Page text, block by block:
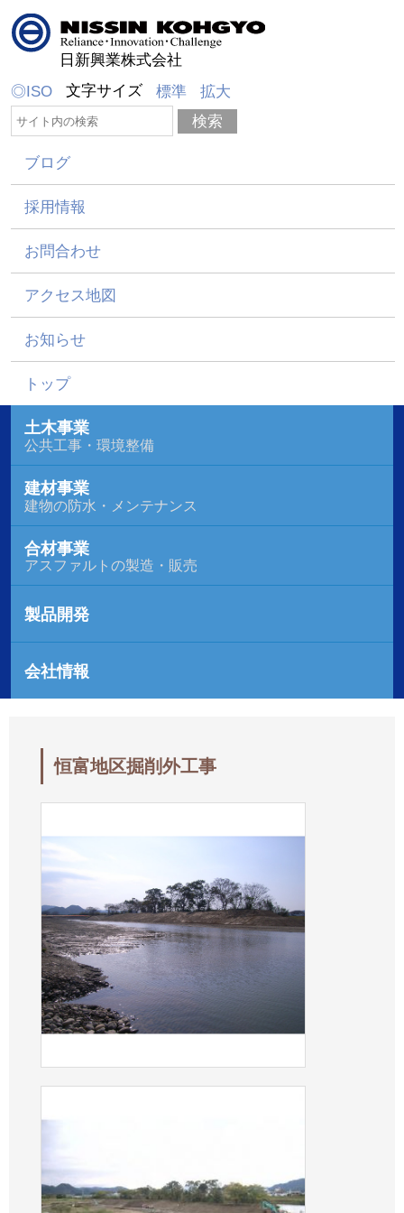
日新興業株式会社
◎ISO
文字サイズ 標準 拡大
ブログ
採用情報
お問合わせ
アクセス地図
お知らせ
トップ
土木事業
公共工事・環境整備
建材事業
建物の防水・メンテナンス
合材事業
アスファルトの製造・販売
製品開発
会社情報
恒富地区掘削外工事